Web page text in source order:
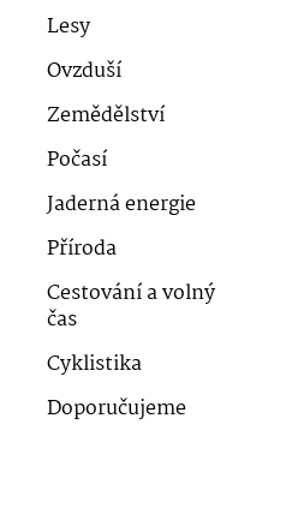
Lesy
Ovzduší
Zemědělství
Počasí
Jaderná energie
Příroda
Cestování a volný
čas
Cyklistika
Doporučujeme